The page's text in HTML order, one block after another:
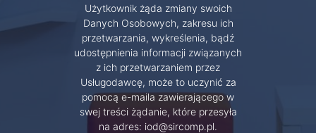
Użytkownik żąda zmiany swoich
Danych Osobowych, zakresu ich
przetwarzania, wykreślenia, bądź
udostępnienia informacji związanych
z ich przetwarzaniem przez
Usługodawcę, może to uczynić za
pomocą e-maila zawierającego w
swej treści żądanie, które przesyła
na adres: iod@sircomp.pl.